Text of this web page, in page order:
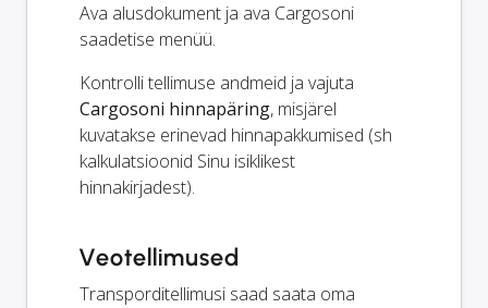
Ava alusdokument ja ava Cargosoni
saadetise menüü.
Kontrolli tellimuse andmeid ja vajuta
Cargosoni hinnapäring, misjärel
kuvatakse erinevad hinnapakkumised (sh
kalkulatsioonid Sinu isiklikest
hinnakirjadest).
Veotellimused
Transporditellimusi saad saata oma